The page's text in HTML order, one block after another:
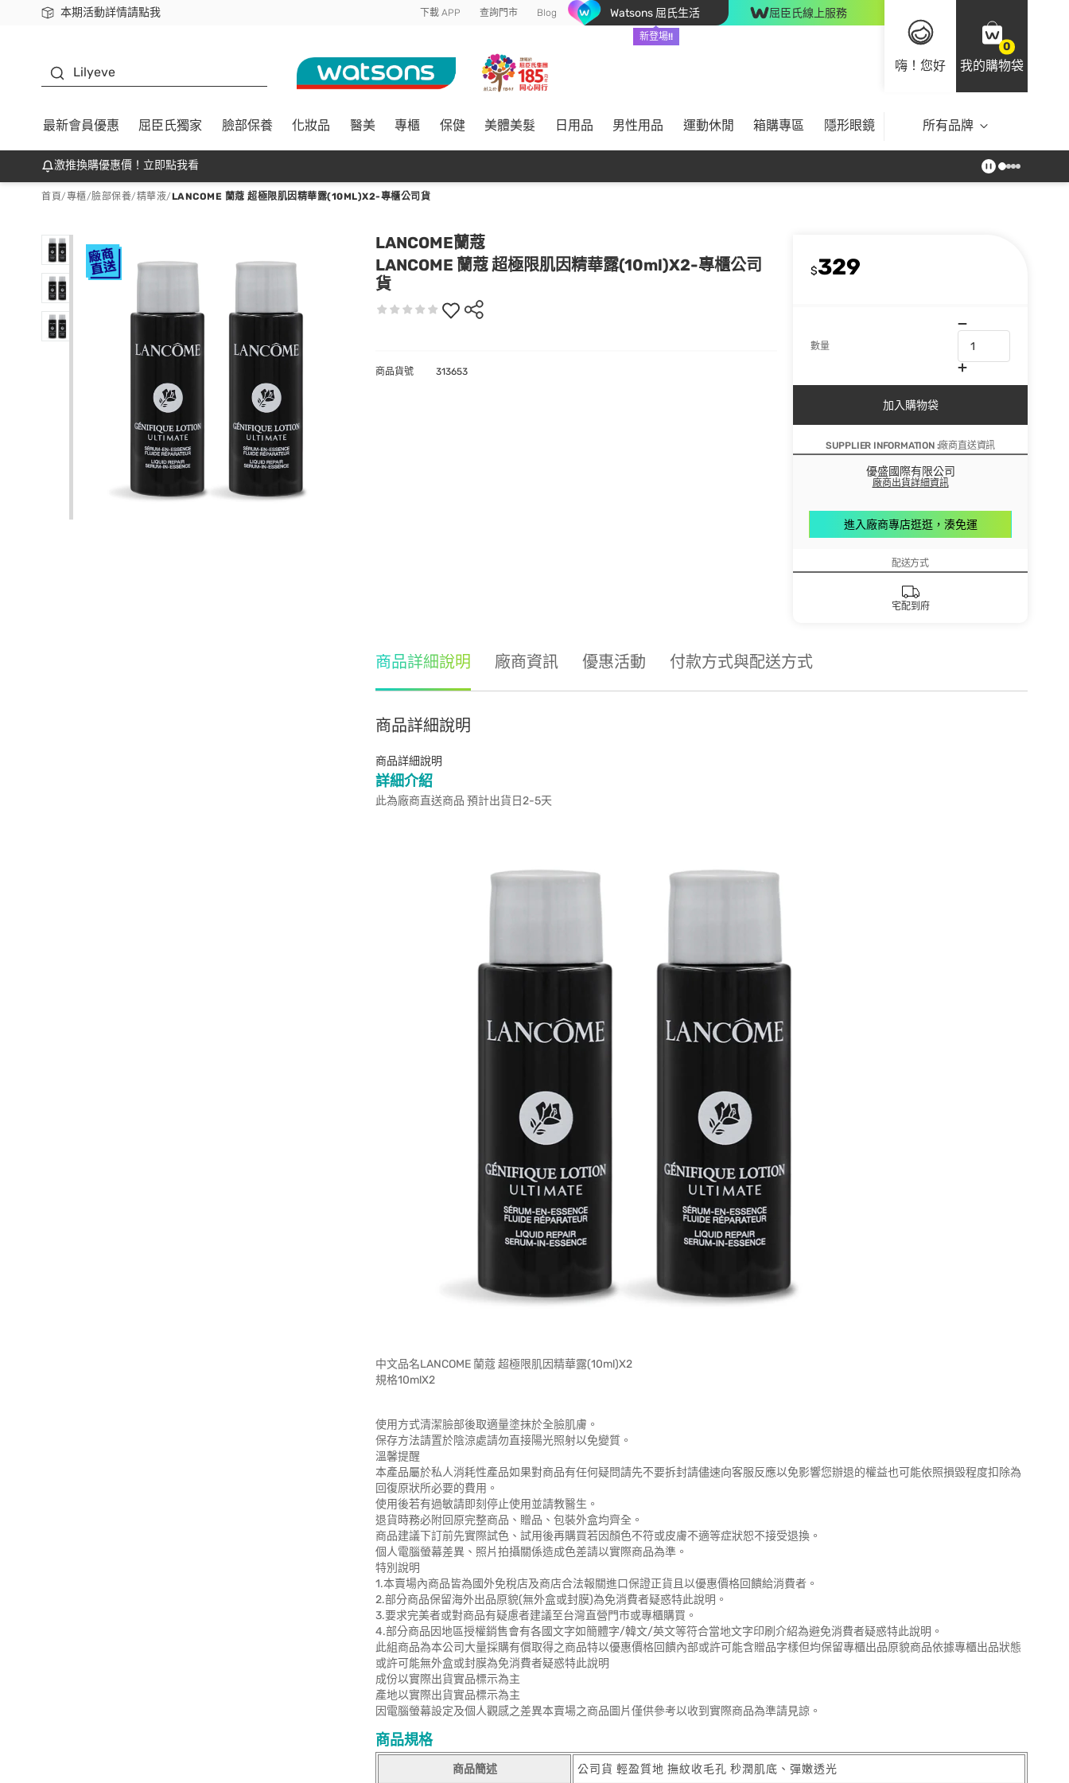
本期活動詳情請點我
下載app最高回饋$350 下載 APP 查詢門市 Blog Watsons 屈氏生活
新登場!!
屈臣氏線上服務
嗨！您好
0
我的購物袋
Lilyeve
最新會員優惠 屈臣氏獨家 臉部保養 化妝品 醫美 專櫃 保健 美體美髮 日用品 男性用品 運動休閒 箱購專區 隱形眼鏡 所有品牌
激推換購優惠價！立即點我看
首頁/專櫃/臉部保養/精華液/LANCOME 蘭蔻 超極限肌因精華露(10ML)X2-專櫃公司貨
LANCOME蘭蔻
LANCOME 蘭蔻 超極限肌因精華露(10ml)X2-專櫃公司
貨
$329
數量
加入購物袋
SUPPLIER INFORMATION :廠商直送資訊
優盛國際有限公司
廠商出貨詳細資訊
進入廠商專店逛逛，湊免運
配送方式
宅配到府
商品貨號 313653
商品詳細說明 廠商資訊 優惠活動 付款方式與配送方式
商品詳細說明
商品詳細說明
詳細介紹
此為廠商直送商品 預計出貨日2-5天
中文品名LANCOME 蘭蔻 超極限肌因精華露(10ml)X2
規格10mlX2
使用方式清潔臉部後取適量塗抹於全臉肌膚。
保存方法請置於陰涼處請勿直接陽光照射以免變質。
溫馨提醒
本產品屬於私人消耗性產品如果對商品有任何疑問請先不要拆封請儘速向客服反應以免影響您辦退的權益也可能依照損毀程度扣除為
回復原狀所必要的費用。
使用後若有過敏請即刻停止使用並請教醫生。
退貨時務必附回原完整商品、贈品、包裝外盒均齊全。
商品建議下訂前先實際試色、試用後再購買若因顏色不符或皮膚不適等症狀恕不接受退換。
個人電腦螢幕差異、照片拍攝關係造成色差請以實際商品為準。
特別說明
1.本賣場內商品皆為國外免稅店及商店合法報關進口保證正貨且以優惠價格回饋給消費者。
2.部分商品保留海外出品原貌(無外盒或封膜)為免消費者疑惑特此說明。
3.要求完美者或對商品有疑慮者建議至台灣直營門市或專櫃購買。
4.部分商品因地區授權銷售會有各國文字如簡體字/韓文/英文等符合當地文字印刷介紹為避免消費者疑惑特此說明。
此組商品為本公司大量採購有償取得之商品特以優惠價格回饋內部或許可能含贈品字樣但均保留專櫃出品原貌商品依據專櫃出品狀態
或許可能無外盒或封膜為免消費者疑惑特此說明
成份以實際出貨實品標示為主
產地以實際出貨實品標示為主
因電腦螢幕設定及個人觀感之差異本賣場之商品圖片僅供參考以收到實際商品為準請見諒。
商品規格
商品簡述 公司貨 輕盈質地 撫紋收毛孔 秒潤肌底、彈嫩透光